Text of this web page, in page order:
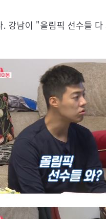
. 강남이 "올림픽 선수들